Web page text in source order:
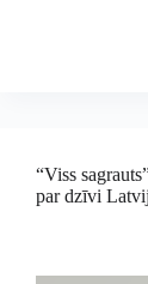
“Viss
par dzīvi